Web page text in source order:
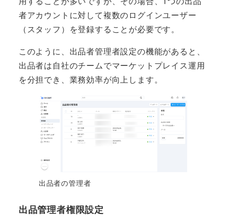
者アカウントに対して複数のログインユーザー
（スタッフ）を登録することが必要です。
このように、出品者管理者設定の機能があると、
出品者は自社のチームでマーケットプレイス運用
を分担でき、業務効率が向上します。
出品者の管理者
出品管理者権限設定